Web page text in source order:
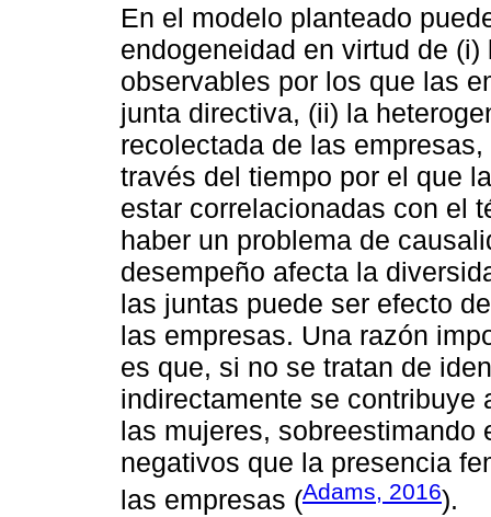
En el modelo planteado
endogeneidad en virtud de
observables por los que las
junta directiva, (ii) la
recolectada de las
través del tiempo por el que
estar correlacionadas con el
haber un problema de
desempeño afecta la
las juntas puede ser efecto
las empresas. Una razón
es que, si no se tratan de
indirectamente se contribuye
las mujeres, sobreestimando
negativos que la presencia
las empresas (Adams, 2016).